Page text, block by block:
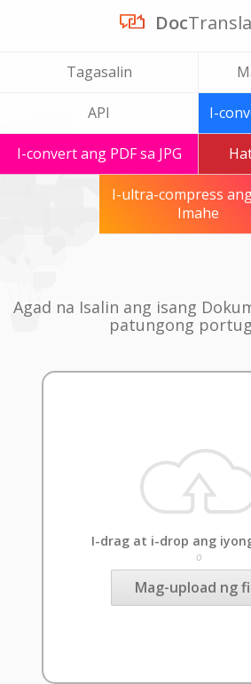
Doc
Tagasalin
API I-
I-convert ang PDF sa JPG
I-ultra-compress
Imahe
Agad na Isalin ang isang
patungong
I-drag at i-drop ang
o
Mag-upload ng